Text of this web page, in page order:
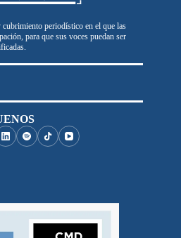
periodístico en el que las
para que sus voces puedan ser